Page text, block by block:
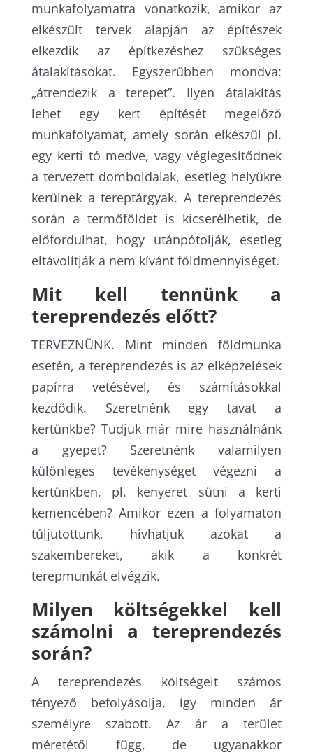
munkafolyamatra vonatkozik, amikor az
elkészült tervek alapján az építészek
elkezdik az építkezéshez szükséges
átalakításokat. Egyszerűbben mondva:
„átrendezik a terepet”. Ilyen átalakítás
lehet egy kert építését megelőző
munkafolyamat, amely során elkészül pl.
egy kerti tó medve, vagy véglegesítődnek
a tervezett domboldalak, esetleg helyükre
kerülnek a tereptárgyak. A tereprendezés
során a termőföldet is kicserélhetik, de
előfordulhat, hogy utánpótolják, esetleg
eltávolítják a nem kívánt földmennyiséget.
Mit kell tennünk a
tereprendezés előtt?
TERVEZNÜNK. Mint minden földmunka
esetén, a tereprendezés is az elképzelések
papírra vetésével, és számításokkal
kezdődik. Szeretnénk egy tavat a
kertünkbe? Tudjuk már mire használnánk
a gyepet? Szeretnénk valamilyen
különleges tevékenységet végezni a
kertünkben, pl. kenyeret sütni a kerti
kemencében? Amikor ezen a folyamaton
túljutottunk, hívhatjuk azokat a
szakembereket, akik a konkrét
terepmunkát elvégzik.
Milyen költségekkel kell
számolni a tereprendezés
során?
A tereprendezés költségeit számos
tényező befolyásolja, így minden ár
személyre szabott. Az ár a terület
méretétől függ, de ugyanakkor